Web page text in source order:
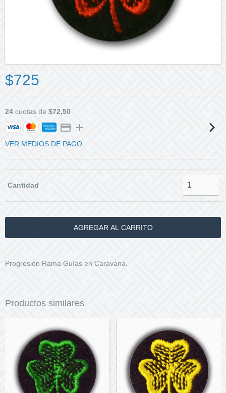
$725
24 cuotas de $72,50
VER MEDIOS DE PAGO
Cantidad
Progresión Rama Guías en Caravana.
Productos similares